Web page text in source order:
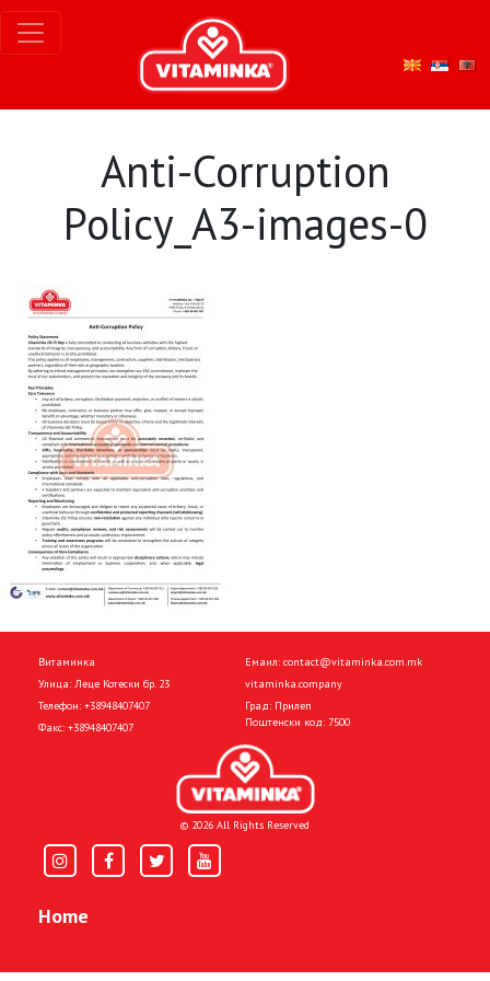
Anti-Corruption
Policy_A3-images-0
Витаминка
Улица: Леце Котески бр. 23
Телефон: +38948407407
Факс: +38948407407
Емаил: contact@vitaminka.com.mk
vitaminka.company
Град: Прилеп
Поштенски код: 7500
© 2026 All Rights Reserved
Home